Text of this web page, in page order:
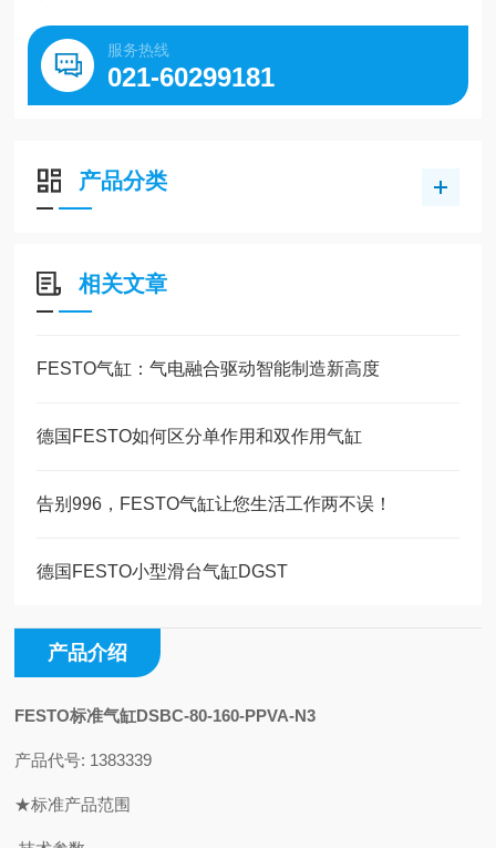
服务热线
021-60299181
产品分类
相关文章
FESTO气缸：气电融合驱动智能制造新高度
德国FESTO如何区分单作用和双作用气缸
告别996，FESTO气缸让您生活工作两不误！
德国FESTO小型滑台气缸DGST
产品介绍
FESTO标准气缸DSBC-80-160-PPVA-N3
产品代号: 1383339
★标准产品范围